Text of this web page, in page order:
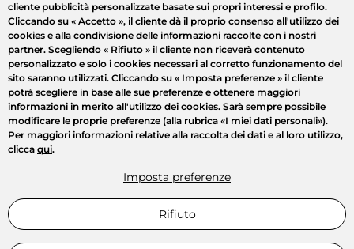
cliente pubblicità personalizzate basate sui propri interessi e profilo.
Cliccando su « Accetto », il cliente dà il proprio consenso all'utilizzo dei
cookies e alla condivisione delle informazioni raccolte con i nostri
partner. Scegliendo « Rifiuto » il cliente non riceverà contenuto
personalizzato e solo i cookies necessari al corretto funzionamento del
sito saranno utilizzati. Cliccando su « Imposta preferenze » il cliente
potrà scegliere in base alle sue preferenze e ottenere maggiori
informazioni in merito all'utilizzo dei cookies. Sarà sempre possibile
modificare le proprie preferenze (alla rubrica «I miei dati personali»).
Per maggiori informazioni relative alla raccolta dei dati e al loro utilizzo,
clicca qui.
Imposta preferenze
Rifiuto